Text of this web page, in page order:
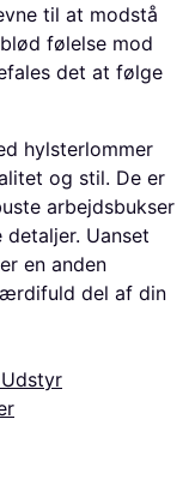
til at modstå
følelse mod
det at følge
hylsterlommer
og stil. De er
arbejdsbukser
Uanset
en anden
del af din